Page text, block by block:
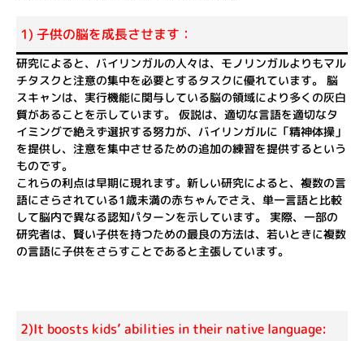
1) 子供の脳を成長させます：
研究によると、バイリンガルの人々は、モノリンガルよりもマル
チタスクと注意の集中を必要とするタスクに優れています。 脳
スキャンは、実行機能に関与している脳の領域により多くの灰白
質があることを示しています。 仮説は、適切な言語を適切なタ
イミングで絶えず選択する努力が、バイリンガルに「精神体操」
を提供し、注意を集中させるための追加の練習を提供するという
ものです。
これらの利点は早期に現れます。新しい研究によると、複数の言
語にさらされている1歳未満の赤ちゃんでさえ、単一言語と比較
して脳内で異なる認知パターンを示しています。 実際、一部の
研究者は、賢い子供を持つための最良の方法は、若いときに複数
の言語に子供をさらすことであると主張しています。
2)It boosts kids’ abilities in their native language: